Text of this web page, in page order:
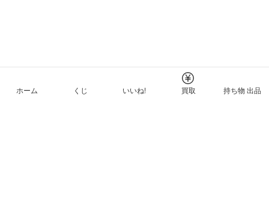
ホーム くじ いいね! 買取 持ち物 出品